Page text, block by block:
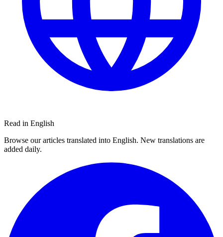
Read in English
Browse our articles translated into English. New translations are
added daily.